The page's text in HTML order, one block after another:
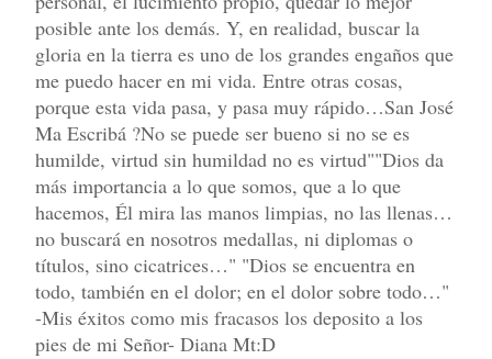
posible ante los demás. Y, en realidad, buscar la
gloria en la tierra es uno de los grandes engaños que
me puedo hacer en mi vida. Entre otras cosas,
porque esta vida pasa, y pasa muy rápido…San José
Ma Escribá ?No se puede ser bueno si no se es
humilde, virtud sin humildad no es virtud""Dios da
más importancia a lo que somos, que a lo que
hacemos, Él mira las manos limpias, no las llenas…
no buscará en nosotros medallas, ni diplomas o
títulos, sino cicatrices…" "Dios se encuentra en
todo, también en el dolor; en el dolor sobre todo…"
-Mis éxitos como mis fracasos los deposito a los
pies de mi Señor- Diana Mt:D